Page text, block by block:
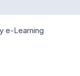
e-Learning